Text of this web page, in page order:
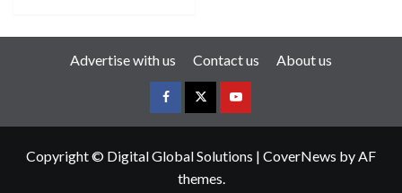
Advertise with us Contact us About us
Copyright © Digital Global Solutions | CoverNews by AF
themes.